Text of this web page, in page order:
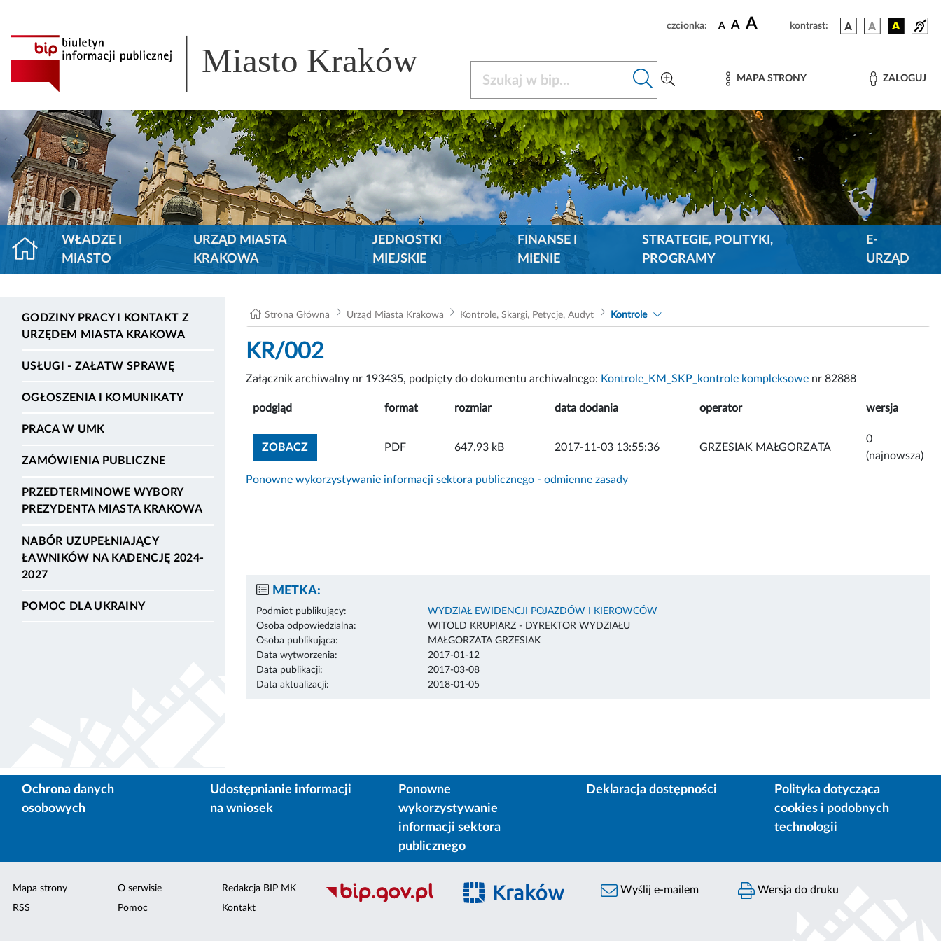
czcionka: A A A kontrast:
Miasto Kraków MAPA STRONY ZALOGUJ
WŁADZE I
MIASTO
URZĄD MIASTA
KRAKOWA
JEDNOSTKI
MIEJSKIE
FINANSE I
MIENIE
STRATEGIE, POLITYKI,
PROGRAMY
E-
URZĄD
GODZINY PRACY I KONTAKT Z
URZĘDEM MIASTA KRAKOWA
USŁUGI - ZAŁATW SPRAWĘ
OGŁOSZENIA I KOMUNIKATY
PRACA W UMK
ZAMÓWIENIA PUBLICZNE
PRZEDTERMINOWE WYBORY
PREZYDENTA MIASTA KRAKOWA
NABÓR UZUPEŁNIAJĄCY
ŁAWNIKÓW NA KADENCJĘ 2024-
2027
POMOC DLA UKRAINY
Strona Główna Urząd Miasta Krakowa Kontrole, Skargi, Petycje, Audyt Kontrole
KR/002
Załącznik archiwalny nr 193435, podpięty do dokumentu archiwalnego: Kontrole_KM_SKP_kontrole kompleksowe nr 82888
podgląd format rozmiar data dodania operator wersja
ZOBACZZOBACZ ZAŁĄCZNIK
PDF 647.93 kB 2017-11-03 13:55:36 GRZESIAK MAŁGORZATA
0
(najnowsza)
Ponowne wykorzystywanie informacji sektora publicznego - odmienne zasady
METKA:
Podmiot publikujący:
WYDZIAŁ EWIDENCJI POJAZDÓW I KIEROWCÓW
Osoba odpowiedzialna:
WITOLD KRUPIARZ - DYREKTOR WYDZIAŁU
Osoba publikująca:
MAŁGORZATA GRZESIAK
Data wytworzenia:
2017-01-12
Data publikacji:
2017-03-08
Data aktualizacji:
2018-01-05
Ochrona danych
osobowych
Udostępnianie informacji
na wniosek
Ponowne
wykorzystywanie
informacji sektora
publicznego
Deklaracja dostępności
Polityka dotycząca
cookies i podobnych
technologii
Mapa strony
RSS
O serwisie
Pomoc
Redakcja BIP MK
Kontakt
Wyślij e-mailem Wersja do druku